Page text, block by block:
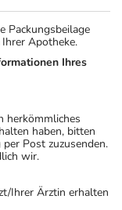
Packungsbeilage
Apotheke.
Ihres
herkömmliches
haben, bitten
Post zuzusenden.
wir.
Ihrer Ärztin erhalten